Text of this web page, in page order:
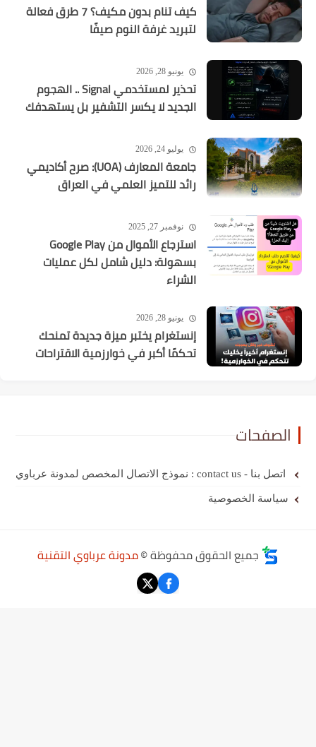
كيف تنام بدون مكيف؟ 7 طرق فعالة
لتبريد غرفة النوم صيفًا
يونيو 28, 2026
تحذير لمستخدمي Signal .. الهجوم
الجديد لا يكسر التشفير بل يستهدفك
يوليو 24, 2026
جامعة المعارف (UOA): صرح أكاديمي
رائد للتميز العلمي في العراق
نوفمبر 27, 2025
استرجاع الأموال من Google Play
بسهولة: دليل شامل لكل عمليات
الشراء
يونيو 28, 2026
إنستغرام يختبر ميزة جديدة تمنحك
تحكمًا أكبر في خوارزمية الاقتراحات
الصفحات
اتصل بنا - contact us : نموذج الاتصال المخصص لمدونة عرباوي
سياسة الخصوصية
جميع الحقوق محفوظة ©مدونة عرباوي التقنية